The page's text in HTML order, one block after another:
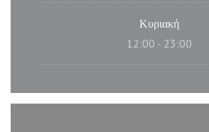
Κυριακή
12:00 - 23:00